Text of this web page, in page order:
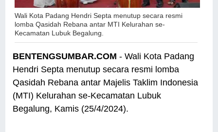
Wali Kota Padang Hendri Septa menutup secara resmi
lomba Qasidah Rebana antar MTI Kelurahan se-
Kecamatan Lubuk Begalung.
BENTENGSUMBAR.COM - Wali Kota Padang
Hendri Septa menutup secara resmi lomba
Qasidah Rebana antar Majelis Taklim Indonesia
(MTI) Kelurahan se-Kecamatan Lubuk
Begalung, Kamis (25/4/2024).